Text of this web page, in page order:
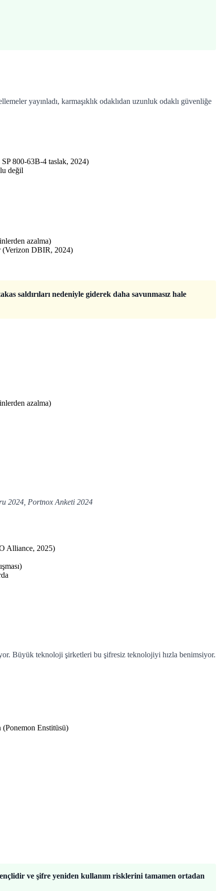
yayınladı, karmaşıklık odaklıdan uzunluk odaklı güvenliğe
800-63B-4 taslak, 2024)
değil
azalma)
(Verizon DBIR, 2024)
saldırıları nedeniyle giderek daha savunmasız hale
azalma)
2024, Portnox Anketi 2024
Alliance, 2025)
Büyük teknoloji şirketleri bu şifresiz teknolojiyi hızla benimsiyor.
Enstitüsü)
ve şifre yeniden kullanım risklerini tamamen ortadan